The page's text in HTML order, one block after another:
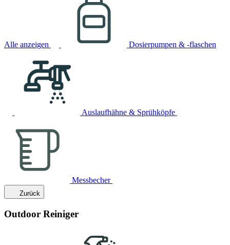
Alle anzeigen Dosierpumpen & -flaschen
Auslaufhähne & Sprühköpfe
Messbecher
Zurück
Outdoor Reiniger